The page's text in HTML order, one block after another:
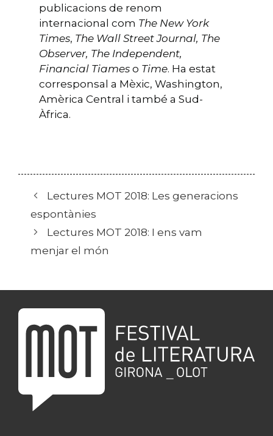
publicacions de renom
internacional com The New York
Times, The Wall Street Journal, The
Observer, The Independent,
Financial Tiames o Time. Ha estat
corresponsal a Mèxic, Washington,
Amèrica Central i també a Sud-
Àfrica.
Lectures MOT 2018: Les generacions
espontànies
Lectures MOT 2018: I ens vam
menjar el món